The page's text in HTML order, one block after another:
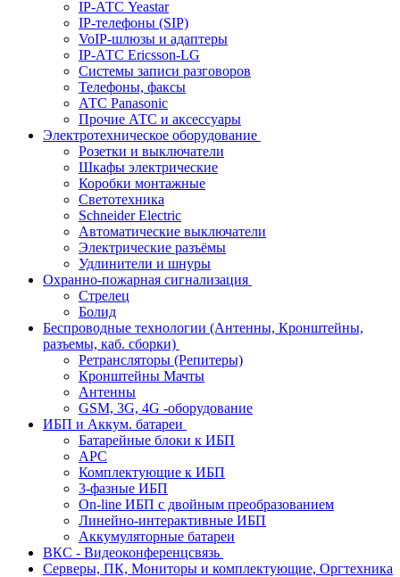
IP-АТС Yeastar
IP-телефоны (SIP)
VoIP-шлюзы и адаптеры
IP-АТС Ericsson-LG
Системы записи разговоров
Телефоны, факсы
АТС Panasonic
Прочие АТС и аксессуары
Электротехническое оборудование
Розетки и выключатели
Шкафы электрические
Коробки монтажные
Светотехника
Schneider Electric
Автоматические выключатели
Электрические разъёмы
Удлинители и шнуры
Охранно-пожарная сигнализация
Стрелец
Болид
Беспроводные технологии (Антенны, Кронштейны,
разъемы, каб. сборки)
Ретрансляторы (Репитеры)
Кронштейны Мачты
Антенны
GSM, 3G, 4G -оборудование
ИБП и Аккум. батареи
Батарейные блоки к ИБП
APC
Комплектующие к ИБП
3-фазные ИБП
On-line ИБП с двойным преобразованием
Линейно-интерактивные ИБП
Аккумуляторные батареи
ВКС - Видеоконференцсвязь
Серверы, ПК, Мониторы и комплектующие, Оргтехника